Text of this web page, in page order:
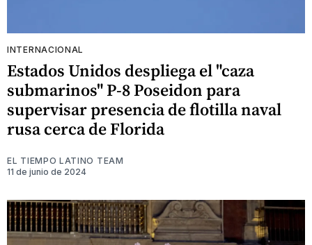
INTERNACIONAL
Estados Unidos despliega el "caza
submarinos" P-8 Poseidon para
supervisar presencia de flotilla naval
rusa cerca de Florida
EL TIEMPO LATINO TEAM
11 de junio de 2024